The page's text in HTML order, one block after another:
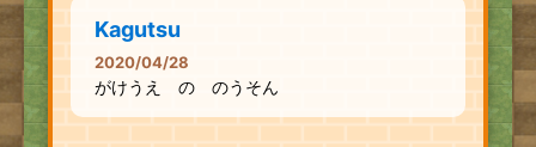
Kagutsu
2020/04/28
がけうえ の のうそん